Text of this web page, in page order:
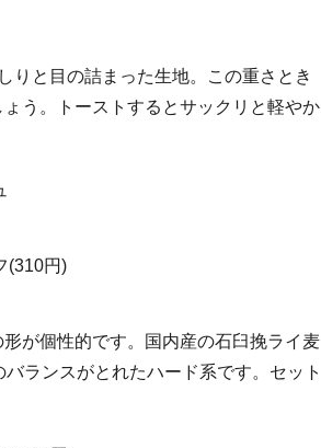
りと目の詰まった生地。この重さとき
う。トーストするとサックリと軽やか
が個性的です。国内産の石臼挽ライ麦
ランスがとれたハード系です。セット